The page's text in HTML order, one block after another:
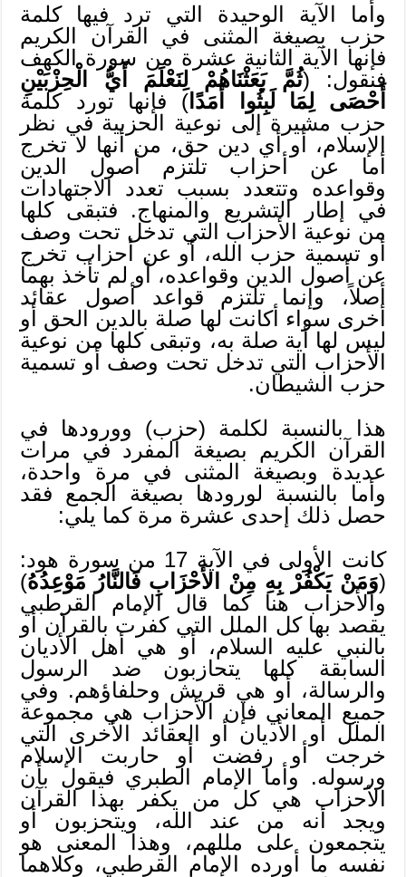
وأما الآية الوحيدة التي ترد فيها كلمة
حزب بصيغة المثنى في القرآن الكريم
فإنها الآية الثانية عشرة من سورة الكهف
فنقول: (ثُمَّ بَعَثْنَاهُمْ لِنَعْلَمَ أَيُّ الْحِزْبَيْنِ
أَحْصَى لِمَا لَبِثُوا أَمَدًا ) فإنها تورد كلمة
حزب مشيرة إلى نوعية الحزبية في نظر
الإسلام، أو أي دين حق، من أنها لا تخرج
أما عن أحزاب تلتزم أصول الدين
وقواعده وتتعدد بسبب تعدد الاجتهادات
في إطار التشريع والمنهاج. فتبقى كلها
من نوعية الأحزاب التي تدخل تحت وصف
أو تسمية حزب الله، أو عن أحزاب تخرج
عن أصول الدين وقواعده، أو لم تأخذ بهما
أصلاً، وإنما تلتزم قواعد أصول عقائد
أخرى سواء أكانت لها صلة بالدين الحق أو
ليس لها أية صلة به، وتبقى كلها من نوعية
الأحزاب التي تدخل تحت وصف أو تسمية
حزب الشيطان.
هذا بالنسبة لكلمة (حزب) وورودها في
القرآن الكريم بصيغة المفرد في مرات
عديدة وبصيغة المثنى في مرة واحدة،
وأما بالنسبة لورودها بصيغة الجمع فقد
حصل ذلك إحدى عشرة مرة كما يلي:
كانت الأولى في الآية 17 من سورة هود:
(وَمَنْ يَكْفُرْ بِهِ مِنْ الأَحْزَابِ فَالنَّارُ مَوْعِدُهُ)
والأحزاب هنا كما قال الإمام القرطبي
يقصد بها كل الملل التي كفرت بالقرآن أو
بالنبي عليه السلام، أو هي أهل الأديان
السابقة كلها يتحازبون ضد الرسول
والرسالة، أو هي قريش وحلفاؤهم. وفي
جميع المعاني فإن الأحزاب هي مجموعة
الملل أو الأديان أو العقائد الأخرى التي
خرجت أو رفضت أو حاربت الإسلام
ورسوله. وأما الإمام الطبري فيقول بأن
الأحزاب هي كل من يكفر بهذا القرآن
ويجد أنه من عند الله، ويتحزبون أو
يتجمعون على مللهم، وهذا المعنى هو
نفسه ما أورده الإمام القرطبي، وكلاهما